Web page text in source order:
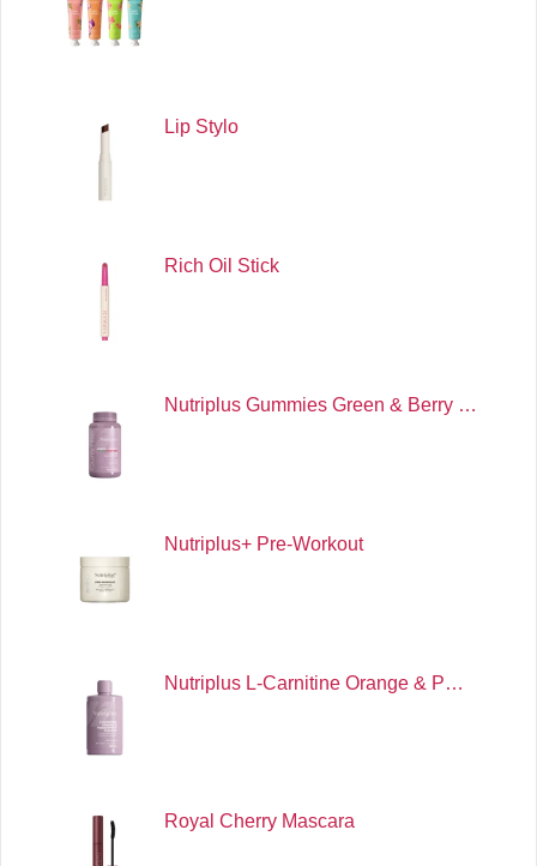
Lip Stylo
Rich Oil Stick
Nutriplus Gummies Green & Berry …
Nutriplus+ Pre-Workout
Nutriplus L-Carnitine Orange & P…
Royal Cherry Mascara